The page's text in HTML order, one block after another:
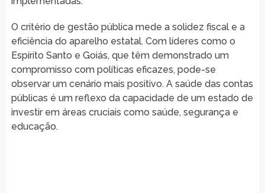
O critério de gestão pública mede a solidez fiscal e a
eficiência do aparelho estatal. Com líderes como o
Espírito Santo e Goiás, que têm demonstrado um
compromisso com políticas eficazes, pode-se
observar um cenário mais positivo. A saúde das contas
públicas é um reflexo da capacidade de um estado de
investir em áreas cruciais como saúde, segurança e
educação.